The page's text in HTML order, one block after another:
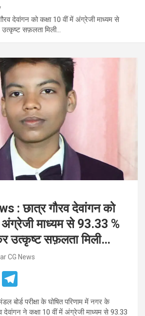
देवांगन को कक्षा 10 वीं में अंग्रेजी माध्यम से
सफ़लता मिली…
: छात्र गौरव देवांगन को
अंग्रेजी माध्यम से 93.33 %
उत्कृष्ट सफ़लता मिली…
CG News
W
el
e
बोर्ड परीक्षा के घोषित परिणाम में नगर के
देवांगन ने कक्षा 10 वीं में अंग्रेजी माध्यम से 93.33